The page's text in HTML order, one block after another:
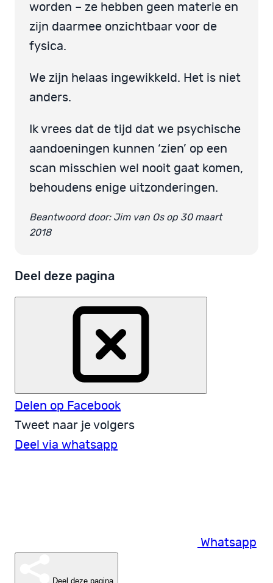
worden – ze hebben geen materie en
zijn daarmee onzichtbaar voor de
fysica.
We zijn helaas ingewikkeld. Het is niet
anders.
Ik vrees dat de tijd dat we psychische
aandoeningen kunnen ‘zien’ op een
scan misschien wel nooit gaat komen,
behoudens enige uitzonderingen.
Beantwoord door: Jim van Os op 30 maart
2018
Deel deze pagina
Delen op Facebook
Tweet naar je volgers
Deel via whatsapp
Whatsapp
Deel deze pagina